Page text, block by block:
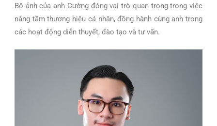
Bộ ảnh của anh Cường đóng vai trò quan trọng trong việc
nâng tầm thương hiệu cá nhân, đồng hành cùng anh trong
các hoạt động diễn thuyết, đào tạo và tư vấn.